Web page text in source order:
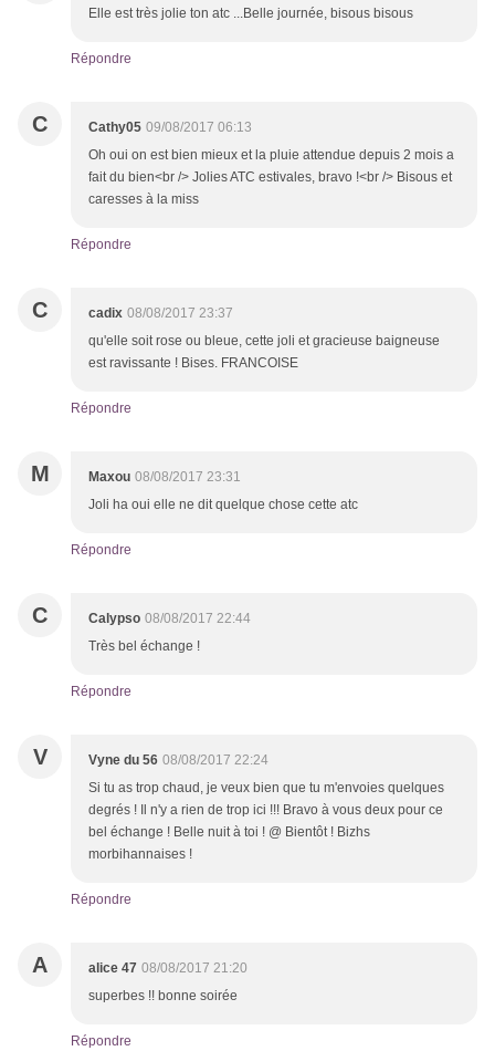
Elle est très jolie ton atc ...Belle journée, bisous bisous
Répondre
C Cathy05 09/08/2017 06:13
Oh oui on est bien mieux et la pluie attendue depuis 2 mois a
fait du bien<br /> Jolies ATC estivales, bravo !<br /> Bisous et
caresses à la miss
Répondre
C cadix 08/08/2017 23:37
qu'elle soit rose ou bleue, cette joli et gracieuse baigneuse
est ravissante ! Bises. FRANCOISE
Répondre
M Maxou 08/08/2017 23:31
Joli ha oui elle ne dit quelque chose cette atc
Répondre
C Calypso 08/08/2017 22:44
Très bel échange !
Répondre
V Vyne du 56 08/08/2017 22:24
Si tu as trop chaud, je veux bien que tu m'envoies quelques
degrés ! Il n'y a rien de trop ici !!! Bravo à vous deux pour ce
bel échange ! Belle nuit à toi ! @ Bientôt ! Bizhs
morbihannaises !
Répondre
A alice 47 08/08/2017 21:20
superbes !! bonne soirée
Répondre